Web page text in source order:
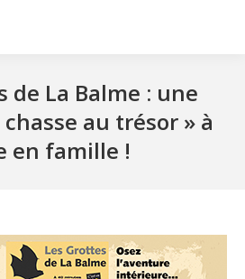
de La Balme : une
au trésor » à
en famille !